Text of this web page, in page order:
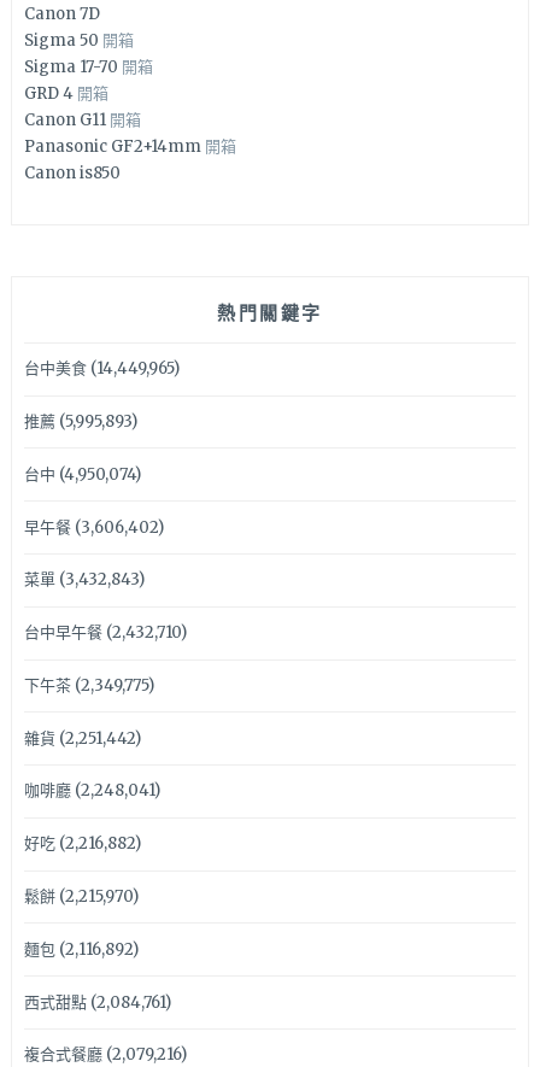
Canon 7D
Sigma 50 開箱
Sigma 17-70 開箱
GRD 4 開箱
Canon G11 開箱
Panasonic GF2+14mm 開箱
Canon is850
熱門關鍵字
台中美食(14,449,965)
推薦(5,995,893)
台中 (4,950,074)
早午餐(3,606,402)
菜單(3,432,843)
台中早午餐(2,432,710)
下午茶(2,349,775)
雜貨 (2,251,442)
咖啡廳(2,248,041)
好吃(2,216,882)
鬆餅(2,215,970)
麵包(2,116,892)
西式甜點(2,084,761)
複合式餐廳(2,079,216)